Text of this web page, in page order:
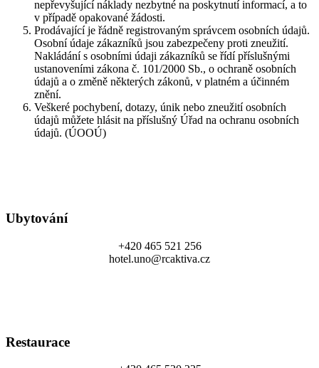
nepřevyšující náklady nezbytné na poskytnutí informací, a to
v případě opakované žádosti.
Prodávající je řádně registrovaným správcem osobních údajů.
Osobní údaje zákazníků jsou zabezpečeny proti zneužití.
Nakládání s osobními údaji zákazníků se řídí příslušnými
ustanoveními zákona č. 101/2000 Sb., o ochraně osobních
údajů a o změně některých zákonů, v platném a účinném
znění.
Veškeré pochybení, dotazy, únik nebo zneužití osobních
údajů můžete hlásit na příslušný Úřad na ochranu osobních
údajů. (ÚOOÚ)
Ubytování
+420 465 521 256
hotel.uno@rcaktiva.cz
Restaurace